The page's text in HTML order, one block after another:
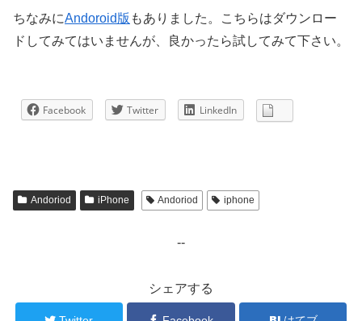
ちなみにAndoroid版 もありました。こちらはダウンロー
ドしてみてはいませんが、良かったら試してみて下さい。
Facebook Twitter LinkedIn
Andoriod iPhone Andoriod iphone
--
シェアする